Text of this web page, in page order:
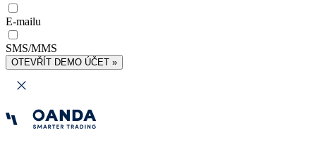
E-mailu
SMS/MMS
OTEVŘÍT DEMO ÚČET »